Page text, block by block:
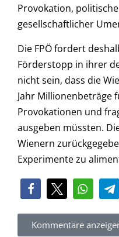
Provokation,
gesellschaftlicher
Die FPÖ fordert
Förderstopp in ihrer
nicht sein, dass die
Jahr Millionenbeträge
Provokationen und
ausgeben müssten.
Wienern
Experimente zu
Kommentare